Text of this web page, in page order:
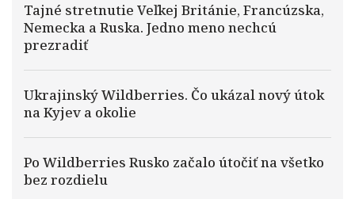
Tajné stretnutie Veľkej Británie, Francúzska,
Nemecka a Ruska. Jedno meno nechcú
prezradiť
Ukrajinský Wildberries. Čo ukázal nový útok
na Kyjev a okolie
Po Wildberries Rusko začalo útočiť na všetko
bez rozdielu